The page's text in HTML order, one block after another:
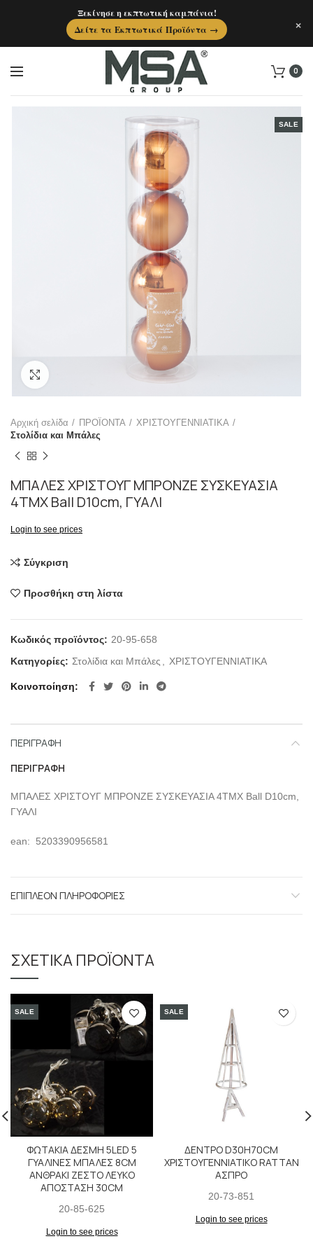
0
SALE
Αρχική σελίδα ΠΡΟΪΟΝΤΑ
ΧΡΙΣΤΟΥΓΕΝΝΙΑΤΙΚΑ
Στολίδια και Μπάλες
ΜΠΑΛΕΣ ΧΡΙΣΤΟΥΓ ΜΠΡΟΝΖΕ ΣΥΣΚΕΥΑΣΙΑ
4ΤΜΧ Ball D10cm, ΓΥΑΛΙ
Login to see prices
Σύγκριση
Προσθήκη στη λίστα
Κωδικός προϊόντος: 20-95-658
Κατηγορίες: Στολίδια και Μπάλες ΧΡΙΣΤΟΥΓΕΝΝΙΑΤΙΚΑ
Κοινοποίηση
ΠΕΡΙΓΡΑΦΉ
ΠΕΡΙΓΡΑΦΉ
ΜΠΑΛΕΣ ΧΡΙΣΤΟΥΓ ΜΠΡΟΝΖΕ ΣΥΣΚΕΥΑΣΙΑ 4ΤΜΧ Ball D10cm,
ΓΥΑΛΙ
ean: 5203390956581
ΕΠΙΠΛΈΟΝ ΠΛΗΡΟΦΟΡΊΕΣ
ΣΧΕΤΙΚΆ ΠΡΟΪΌΝΤΑ
SALE
ΦΩΤΑΚΙΑ ΔΕΣΜΗ 5LED 5
ΓΥΑΛΙΝΕΣ ΜΠΑΛΕΣ 8CM
ΑΝΘΡΑΚΙ ΖΕΣΤΟ ΛΕΥΚΟ
ΑΠΟΣΤΑΣΗ 30CM
20-85-625
Login to see prices
SALE
ΔΕΝΤΡΟ D30H70CM
ΧΡΙΣΤΟΥΓΕΝΝΙΑΤΙΚΟ RATTAN
ΑΣΠΡΟ
20-73-851
Login to see prices
Ξεκίνησε η εκπτωτική καμπάνια!
Δείτε τα Εκπτωτικά Προϊόντα →
×